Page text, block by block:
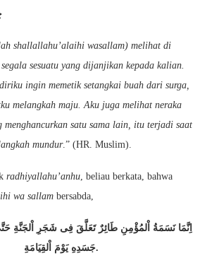
shallallahu’alaihi wasallam) melihat di
sesuatu yang dijanjikan kepada kalian.
ingin memetik setangkai buah dari surga,
melangkah maju. Aku juga melihat neraka
menghancurkan satu sama lain, itu terjadi saat
mundur.” (HR. Muslim).
radhiyallahu’anhu, beliau berkata, bahwa
wa sallam bersabda,
اِنَّمَا نَسَمَةُ اْلمُؤْمِنِ طَائِرٌ تَعَلَّقَ فِى شَجَرِ اْلجَنَّةِ
جَسَدِهِ يَوْمَ اْلقِيَامَةِ.